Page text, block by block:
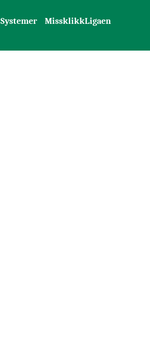
Systemer MissklikkLigaen